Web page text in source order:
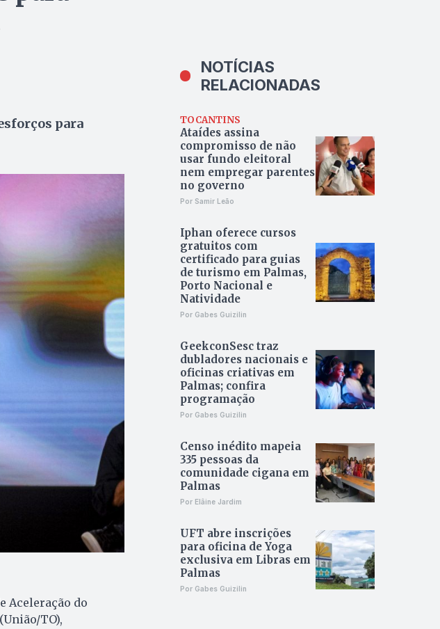
para
Aceleração do
TO),
NOTÍCIAS
RELACIONADAS
TOCANTINS
Ataídes assina
compromisso de não
usar fundo eleitoral
nem empregar parentes
no governo
Por Samir Leão
Iphan oferece cursos
gratuitos com
certificado para guias
de turismo em Palmas,
Porto Nacional e
Natividade
Por Gabes Guizilin
GeekconSesc traz
dubladores nacionais e
oficinas criativas em
Palmas; confira
programação
Por Gabes Guizilin
Censo inédito mapeia
335 pessoas da
comunidade cigana em
Palmas
Por Elâine Jardim
UFT abre inscrições
para oficina de Yoga
exclusiva em Libras em
Palmas
Por Gabes Guizilin